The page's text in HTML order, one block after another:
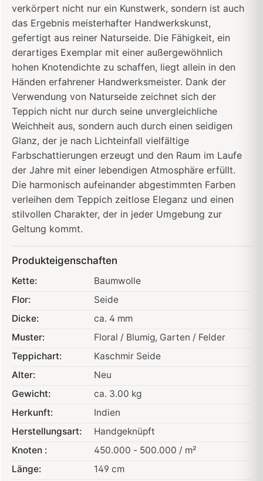
verkörpert nicht nur ein Kunstwerk, sondern ist auch
das Ergebnis meisterhafter Handwerkskunst,
gefertigt aus reiner Naturseide. Die Fähigkeit, ein
derartiges Exemplar mit einer außergewöhnlich
hohen Knotendichte zu schaffen, liegt allein in den
Händen erfahrener Handwerksmeister. Dank der
Verwendung von Naturseide zeichnet sich der
Teppich nicht nur durch seine unvergleichliche
Weichheit aus, sondern auch durch einen seidigen
Glanz, der je nach Lichteinfall vielfältige
Farbschattierungen erzeugt und den Raum im Laufe
der Jahre mit einer lebendigen Atmosphäre erfüllt.
Die harmonisch aufeinander abgestimmten Farben
verleihen dem Teppich zeitlose Eleganz und einen
stilvollen Charakter, der in jeder Umgebung zur
Geltung kommt.
Produkteigenschaften
Kette:
Baumwolle
Flor:
Seide
Dicke:
ca. 4 mm
Muster:
Floral / Blumig, Garten / Felder
Teppichart:
Kaschmir Seide
Alter:
Neu
Gewicht:
ca. 3.00 kg
Herkunft:
Indien
Herstellungsart:
Handgeknüpft
Knoten :
450.000 - 500.000 / m²
Länge:
149 cm